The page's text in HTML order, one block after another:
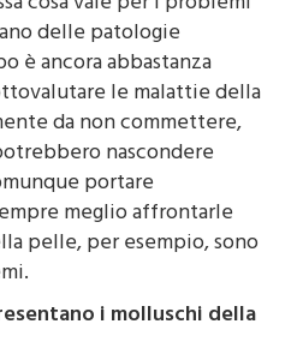
delle patologie
è ancora abbastanza
le malattie della
da non commettere,
nascondere
portare
meglio affrontarle
pelle, per esempio, sono
i molluschi della